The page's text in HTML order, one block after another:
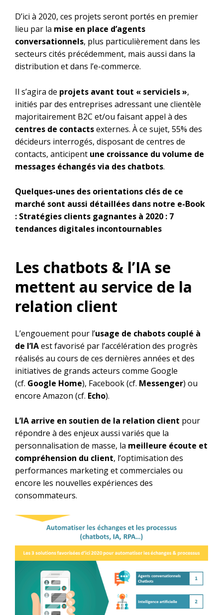
D’ici à 2020, ces projets seront portés en premier
lieu par la mise en place d’agents
conversationnels, plus particulièrement dans les
secteurs cités précédemment, mais aussi dans la
distribution et dans l’e-commerce.
Il s’agira de projets avant tout « serviciels »,
initiés par des entreprises adressant une clientèle
majoritairement B2C et/ou faisant appel à des
centres de contactsexternes. À ce sujet, 55% des
décideurs interrogés, disposant de centres de
contacts, anticipent une croissance du volume de
messages échangés via des chatbots.
Quelques-unes des orientations clés de ce
marché sont aussi détaillées dans notre e-Book
: Stratégies clients gagnantes à 2020 : 7
tendances digitales incontournables
Les chatbots & l’IA se
mettent au service de la
relation client
L’engouement pour l’usage de chabots couplé à
de l’IAest favorisé par l’accélération des progrès
réalisés au cours de ces dernières années et des
initiatives de grands acteurs comme Google
(cf. Google Home), Facebook (cf. Messenger) ou
encore Amazon (cf. Echo).
L’IA arrive en soutien de la relation client pour
répondre à des enjeux aussi variés que la
personnalisation de masse, la meilleure écoute et
compréhension du client, l’optimisation des
performances marketing et commerciales ou
encore les nouvelles expériences des
consommateurs.